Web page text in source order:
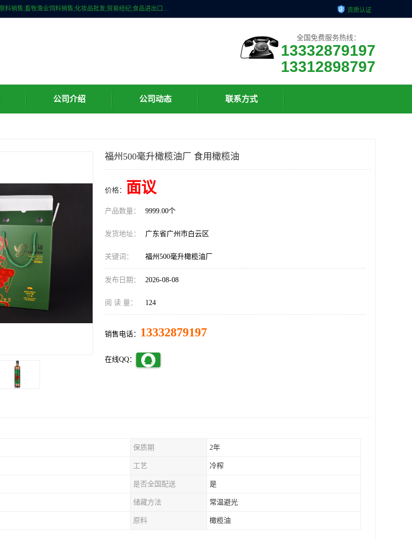
广州维圣橄榄油有限公司成立于2013年，注册地位于广州市白云区。经营范围包括饲料原料销售;畜牧渔业饲料销售;化妆品批发;贸易经纪;食品进出口等，主要产品有：橄榄果渣油，橄榄油，纯橄榄油等。 资质认证
全国免费服务热线：
13332879197
13312898797
公司介绍 公司动态 联系方式
福州500毫升橄榄油厂 食用橄榄油
价格： 面议
产品数量： 9999.00个
发货地址： 广东省广州市白云区
关键词： 福州500毫升橄榄油厂
发布日期： 2026-08-08
阅 读 量： 124
销售电话： 13332879197
在线QQ：
保质期 2年
工艺 冷榨
是否全国配送 是
储藏方法 常温避光
原料 橄榄油